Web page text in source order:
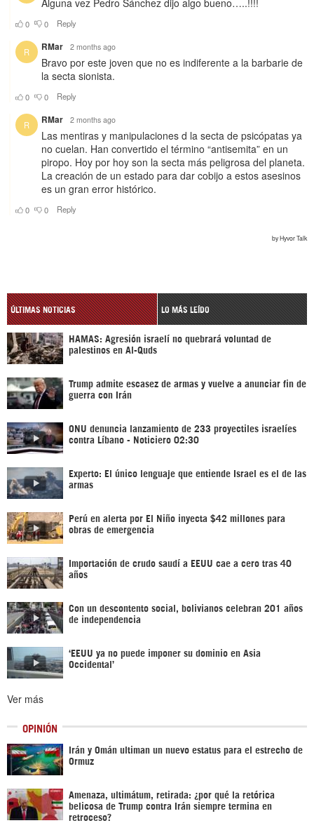
ÚLTIMAS NOTICIAS LO MÁS LEÍDO
HAMAS: Agresión israelí no quebrará voluntad de
palestinos en Al-Quds
Trump admite escasez de armas y vuelve a anunciar fin de
guerra con Irán
ONU denuncia lanzamiento de 233 proyectiles israelíes
contra Líbano - Noticiero 02:30
Experto: El único lenguaje que entiende Israel es el de las
armas
Perú en alerta por El Niño inyecta $42 millones para
obras de emergencia
Importación de crudo saudí a EEUU cae a cero tras 40
años
Con un descontento social, bolivianos celebran 201 años
de independencia
‘EEUU ya no puede imponer su dominio en Asia
Occidental’
Ver más
OPINIÓN
Irán y Omán ultiman un nuevo estatus para el estrecho de
Ormuz
Amenaza, ultimátum, retirada: ¿por qué la retórica
belicosa de Trump contra Irán siempre termina en
retroceso?